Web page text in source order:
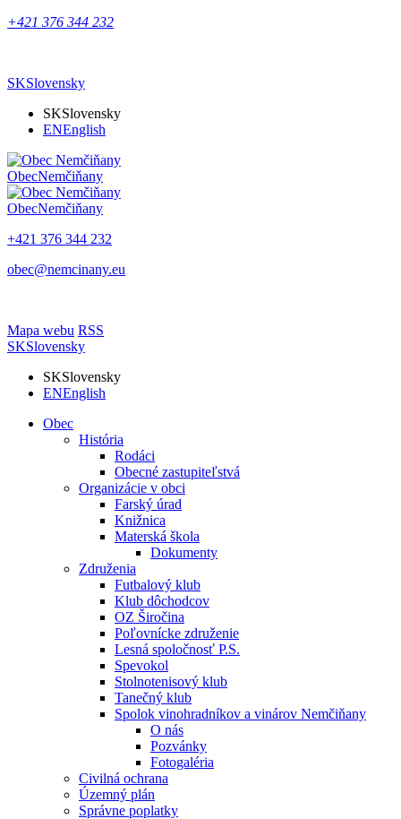
+421 376 344 232
SKSlovensky
SKSlovensky
ENEnglish
ObecNemčiňany
ObecNemčiňany
+421 376 344 232
obec@nemcinany.eu
Mapa webu RSS
SKSlovensky
SKSlovensky
ENEnglish
Obec
História
Rodáci
Obecné zastupiteľstvá
Organizácie v obci
Farský úrad
Knižnica
Materská škola
Dokumenty
Združenia
Futbalový klub
Klub dôchodcov
OZ Širočina
Poľovnícke združenie
Lesná spoločnosť P.S.
Spevokol
Stolnotenisový klub
Tanečný klub
Spolok vinohradníkov a vinárov Nemčiňany
O nás
Pozvánky
Fotogaléria
Civilná ochrana
Územný plán
Správne poplatky